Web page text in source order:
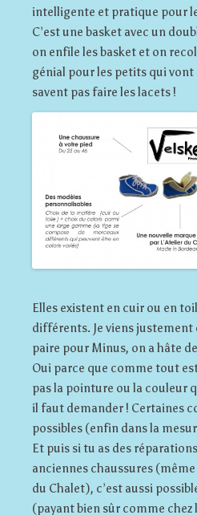
intelligente et pratique pour
C’est une basket avec un
on enfile les basket et on
génial pour les petits qui vont
savent pas faire les lacets !
Elles existent en cuir ou en
différents. Je viens justement
paire pour Minus, on a hâte
Oui parce que comme tout
pas la pointure ou la couleur
il faut demander ! Certaines
possibles (enfin dans la
Et puis si tu as des
anciennes chaussures
du Chalet), c’est aussi
(payant bien sûr comme